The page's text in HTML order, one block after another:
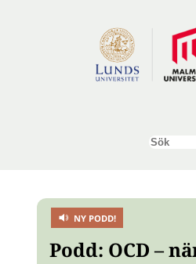
Sök
NY PODD!
Podd: OCD –